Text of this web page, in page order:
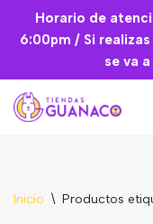
Saltar
contenido
Horario de
6:00pm / Si
se va
Inicio \ Productos